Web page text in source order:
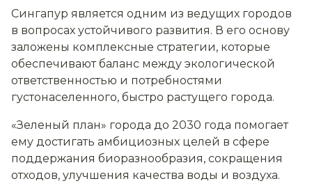
Сингапур является одним из ведущих городов
в вопросах устойчивого развития. В его основу
заложены комплексные стратегии, которые
обеспечивают баланс между экологической
ответственностью и потребностями
густонаселенного, быстро растущего города.
«Зеленый план» города до 2030 года помогает
ему достигать амбициозных целей в сфере
поддержания биоразнообразия, сокращения
отходов, улучшения качества воды и воздуха.